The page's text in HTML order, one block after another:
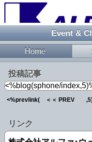
Event &
Home
投稿記事
<%blog(sphone/
<%prevlink( ＜＜ PREV
リンク